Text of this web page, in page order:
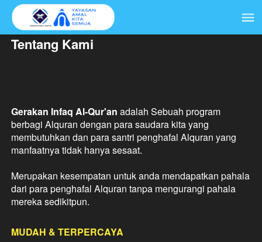
Tentang Kami
Gerakan Infaq Al-Qur'an adalah Sebuah program
berbagi Alquran dengan para saudara kita yang
membutuhkan dan para santri penghafal Alquran yang
manfaatnya tidak hanya sesaat.
Merupakan kesempatan untuk anda mendapatkan pahala
dari para penghafal Alquran tanpa mengurangi pahala
mereka sedikitpun.
MUDAH & TERPERCAYA